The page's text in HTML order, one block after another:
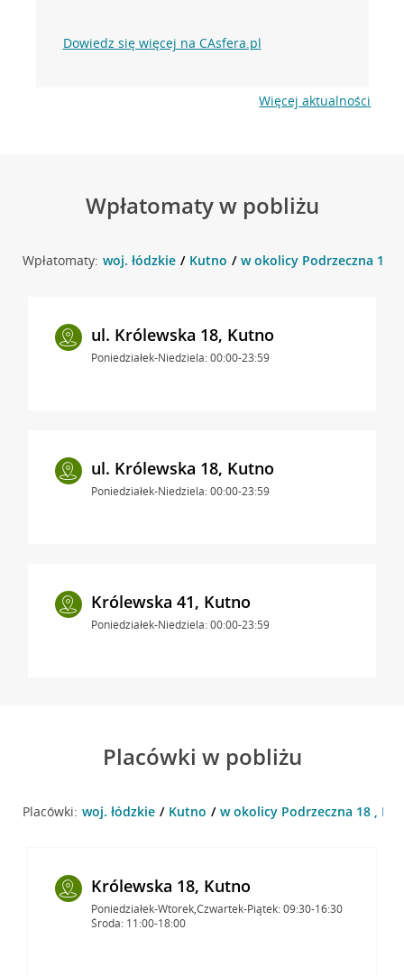
Dowiedz się więcej na CAsfera.pl
Więcej aktualności
Wpłatomaty w pobliżu
Wpłatomaty: woj. łódzkie Kutno w okolicy Podrzeczna 18 ,
ul. Królewska 18, Kutno
Poniedziałek-Niedziela: 00:00-23:59
ul. Królewska 18, Kutno
Poniedziałek-Niedziela: 00:00-23:59
Królewska 41, Kutno
Poniedziałek-Niedziela: 00:00-23:59
Placówki w pobliżu
Placówki: woj. łódzkie Kutno w okolicy Podrzeczna 18 ,
Królewska 18, Kutno
Poniedziałek-Wtorek,Czwartek-Piątek: 09:30-16:30
Środa: 11:00-18:00